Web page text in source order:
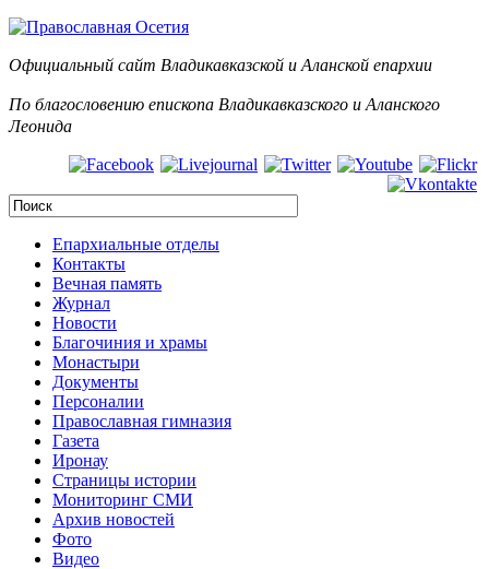
Официальный сайт Владикавказской и Аланской епархии
По благословению епископа Владикавказского и Аланского
Леонида
Епархиальные отделы
Контакты
Вечная память
Журнал
Новости
Благочиния и храмы
Монастыри
Документы
Персоналии
Православная гимназия
Газета
Иронау
Страницы истории
Мониторинг СМИ
Архив новостей
Фото
Видео